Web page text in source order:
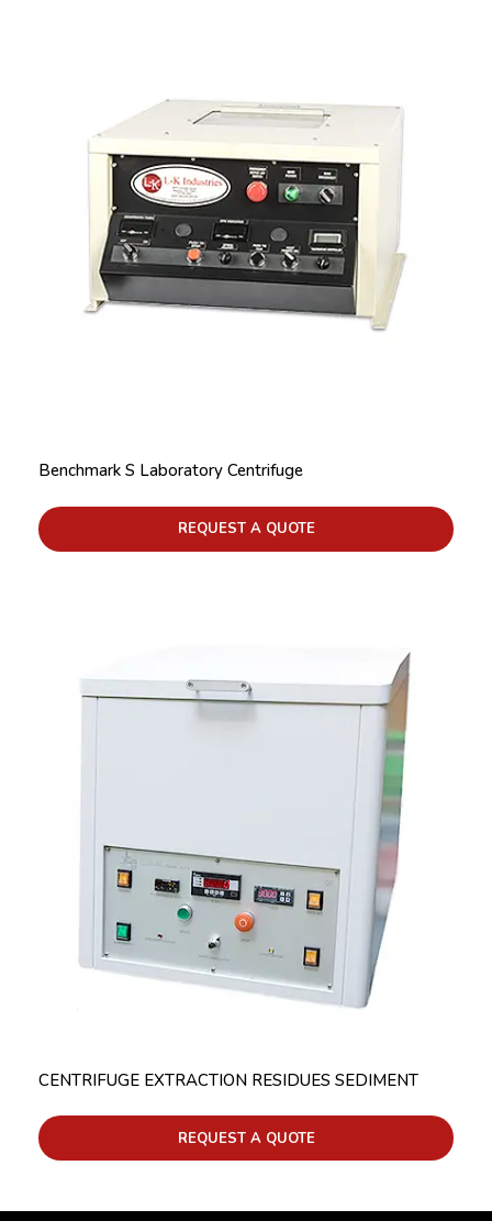
Benchmark S Laboratory Centrifuge
REQUEST A QUOTE
CENTRIFUGE EXTRACTION RESIDUES SEDIMENT
REQUEST A QUOTE